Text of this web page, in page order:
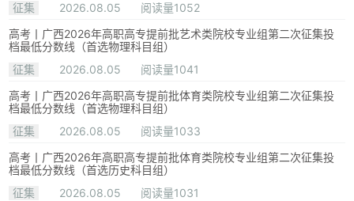
征集
2026.08.05
阅读量1052
高考丨广西2026年高职高专提前批艺术类院校专业组第二次征集投
档最低分数线（首选物理科目组）
征集
2026.08.05
阅读量1041
高考丨广西2026年高职高专提前批体育类院校专业组第二次征集投
档最低分数线（首选物理科目组）
征集
2026.08.05
阅读量1033
高考丨广西2026年高职高专提前批体育类院校专业组第二次征集投
档最低分数线（首选历史科目组）
征集
2026.08.05
阅读量1031